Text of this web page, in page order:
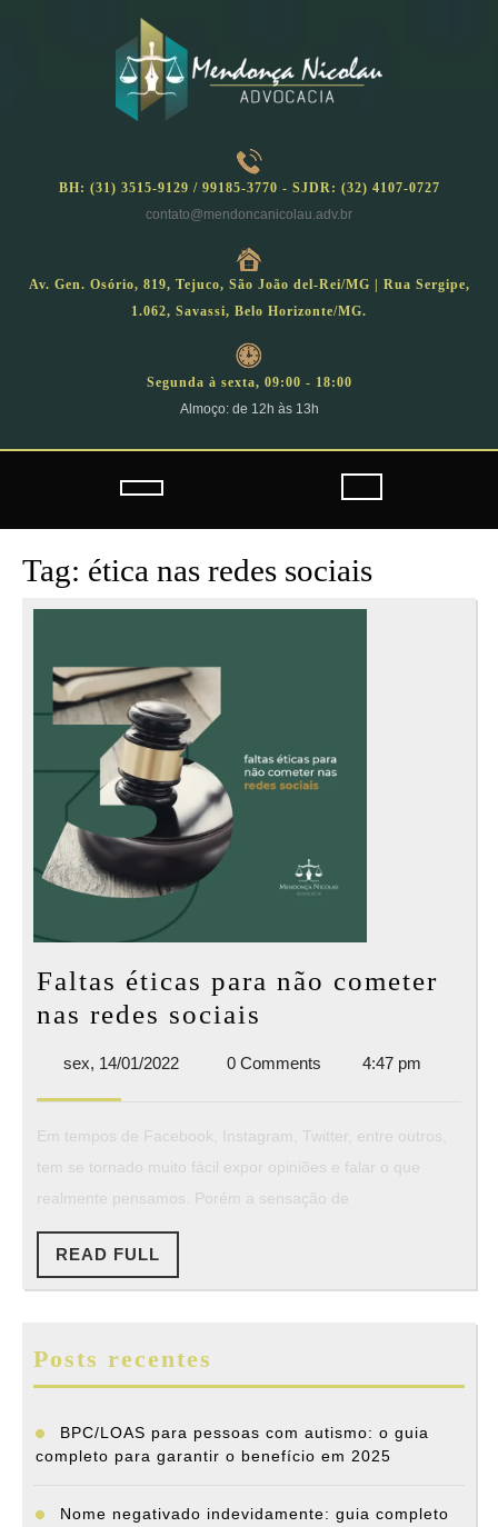
BH: (31) 3515-9129 / 99185-3770 - SJDR: (32) 4107-0727
contato@mendoncanicolau.adv.br
Av. Gen. Osório, 819, Tejuco, São João del-Rei/MG | Rua Sergipe,
1.062, Savassi, Belo Horizonte/MG.
Segunda à sexta, 09:00 - 18:00
Almoço: de 12h às 13h
Open
Button
Tag: ética nas redes sociais
Faltas éticas para não cometer
nas redes sociais
cometer
nas
redes
sex, 14/01/2022sex,
0 Comments 4:47 pm
Em tempos de Facebook, Instagram, Twitter, entre outros,
tem se tornado muito fácil expor opiniões e falar o que
realmente pensamos. Porém a sensação de
READ FULL
FULL
Posts recentes
BPC/LOAS para pessoas com autismo: o guia
completo para garantir o benefício em 2025
Nome negativado indevidamente: guia completo